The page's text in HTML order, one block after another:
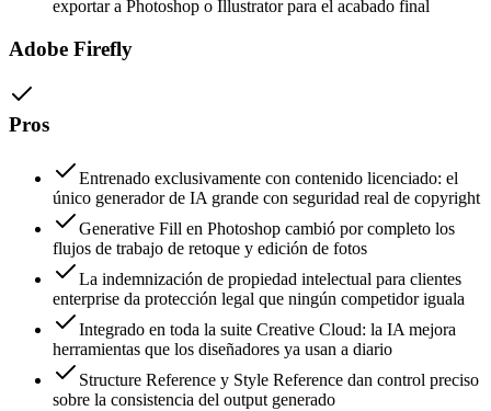
exportar a Photoshop o Illustrator para el acabado final
Adobe Firefly
Pros
Entrenado exclusivamente con contenido licenciado: el
único generador de IA grande con seguridad real de copyright
Generative Fill en Photoshop cambió por completo los
flujos de trabajo de retoque y edición de fotos
La indemnización de propiedad intelectual para clientes
enterprise da protección legal que ningún competidor iguala
Integrado en toda la suite Creative Cloud: la IA mejora
herramientas que los diseñadores ya usan a diario
Structure Reference y Style Reference dan control preciso
sobre la consistencia del output generado